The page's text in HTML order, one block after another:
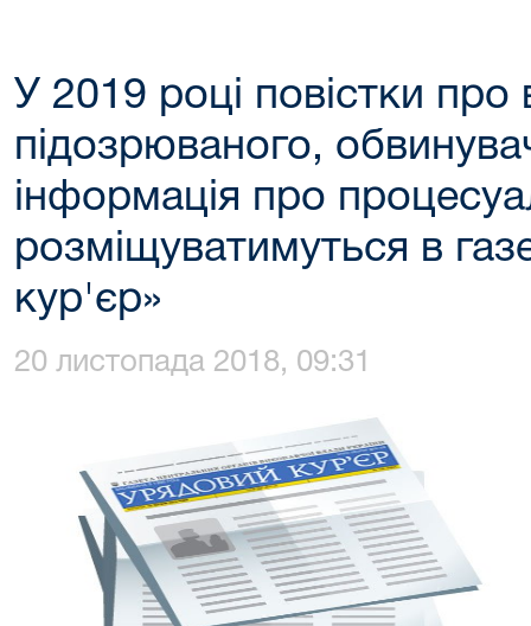
У 2019 році повістки про
підозрюваного,
інформація про
розміщуватимуться в
кур'єр»
20 листопада 2018, 09:31